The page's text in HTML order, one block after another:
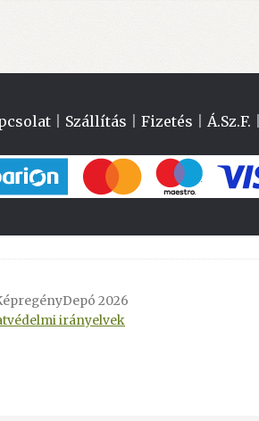
Szállítás |Fizetés |Á.Sz.F.
2026
irányelvek